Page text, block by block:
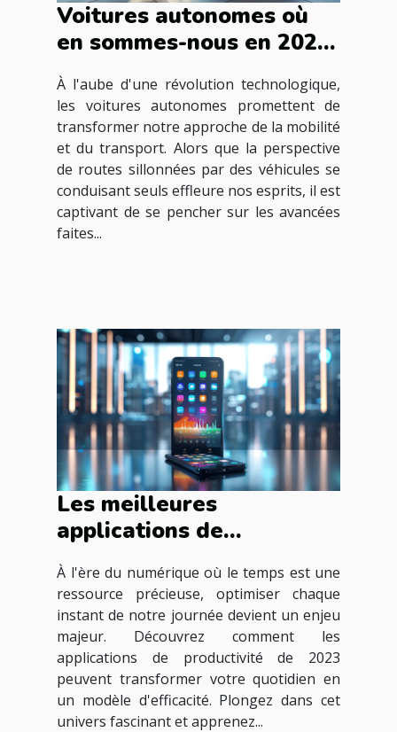
Voitures autonomes où
en sommes-nous en 2023
les dernières avancées
technologiques
À l'aube d'une révolution technologique,
les voitures autonomes promettent de
transformer notre approche de la mobilité
et du transport. Alors que la perspective
de routes sillonnées par des véhicules se
conduisant seuls effleure nos esprits, il est
captivant de se pencher sur les avancées
faites...
Les meilleures
applications de
productivité de 2023 pour
optimiser votre temps
À l'ère du numérique où le temps est une
ressource précieuse, optimiser chaque
instant de notre journée devient un enjeu
majeur. Découvrez comment les
applications de productivité de 2023
peuvent transformer votre quotidien en
un modèle d'efficacité. Plongez dans cet
univers fascinant et apprenez...